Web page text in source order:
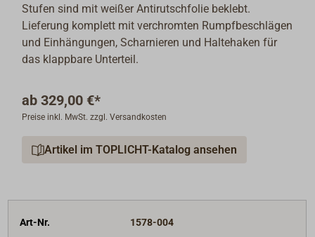
Stufen sind mit weißer Antirutschfolie beklebt.
Lieferung komplett mit verchromten Rumpfbeschlägen
und Einhängungen, Scharnieren und Haltehaken für
das klappbare Unterteil.
ab 329,00 €*
Preise inkl. MwSt. zzgl. Versandkosten
Artikel im TOPLICHT-Katalog ansehen
Art-Nr.
1578-004